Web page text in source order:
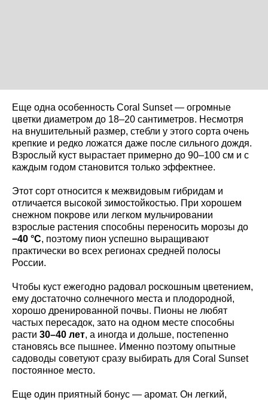
Еще одна особенность Coral Sunset — огромные
цветки диаметром до 18–20 сантиметров. Несмотря
на внушительный размер, стебли у этого сорта очень
крепкие и редко ложатся даже после сильного дождя.
Взрослый куст вырастает примерно до 90–100 см и с
каждым годом становится только эффектнее.
Этот сорт относится к межвидовым гибридам и
отличается высокой зимостойкостью. При хорошем
снежном покрове или легком мульчировании
взрослые растения способны переносить морозы до
−40 °C, поэтому пион успешно выращивают
практически во всех регионах средней полосы
России.
Чтобы куст ежегодно радовал роскошным цветением,
ему достаточно солнечного места и плодородной,
хорошо дренированной почвы. Пионы не любят
частых пересадок, зато на одном месте способны
расти 30–40 лет, а иногда и дольше, постепенно
становясь все пышнее. Именно поэтому опытные
садоводы советуют сразу выбирать для Coral Sunset
постоянное место.
Еще один приятный бонус — аромат. Он легкий,